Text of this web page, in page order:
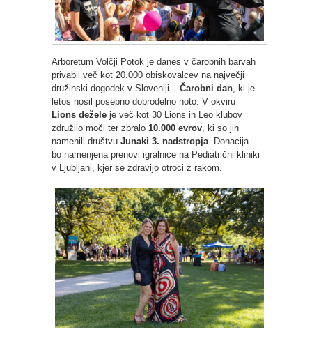
Arboretum Volčji Potok je danes v čarobnih barvah
privabil več kot 20.000 obiskovalcev na največji
družinski dogodek v Sloveniji – Čarobni dan , ki je
letos nosil posebno dobrodelno noto. V okviru
Lions dežele je več kot 30 Lions in Leo klubov
združilo moči ter zbralo 10.000 evrov , ki so jih
namenili društvu Junaki 3. nadstropja . Donacija
bo namenjena prenovi igralnice na Pediatrični kliniki
v Ljubljani, kjer se zdravijo otroci z rakom.